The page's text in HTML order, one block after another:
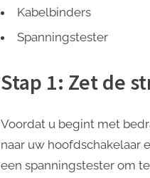
Kabelbinders
Spanningstester
Stap 1: Zet de
Voordat u begint met
naar uw hoofdschakelaar
een spanningstester om